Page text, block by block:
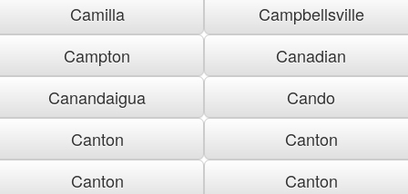
Camilla
Campbellsville
Campton
Canadian
Canandaigua
Cando
Canton
Canton
Canton
Canton